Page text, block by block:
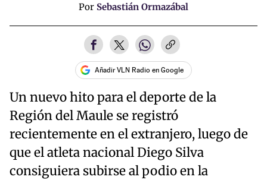
Por Sebastián Ormazábal
Añadir VLN Radio en Google
Un nuevo hito para el deporte de la
Región del Maule se registró
recientemente en el extranjero, luego de
que el atleta nacional Diego Silva
consiguiera subirse al podio en la